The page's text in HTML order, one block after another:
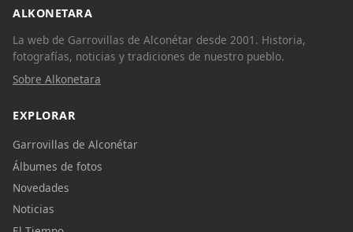
ALKONETARA
La web de Garrovillas de Alconétar desde 2001. Historia,
fotografías, noticias y tradiciones de nuestro pueblo.
Sobre Alkonetara
EXPLORAR
Garrovillas de Alconétar
Álbumes de fotos
Novedades
Noticias